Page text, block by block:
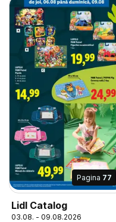
Pagina 77
Lidl Catalog
03.08. - 09.08.2026